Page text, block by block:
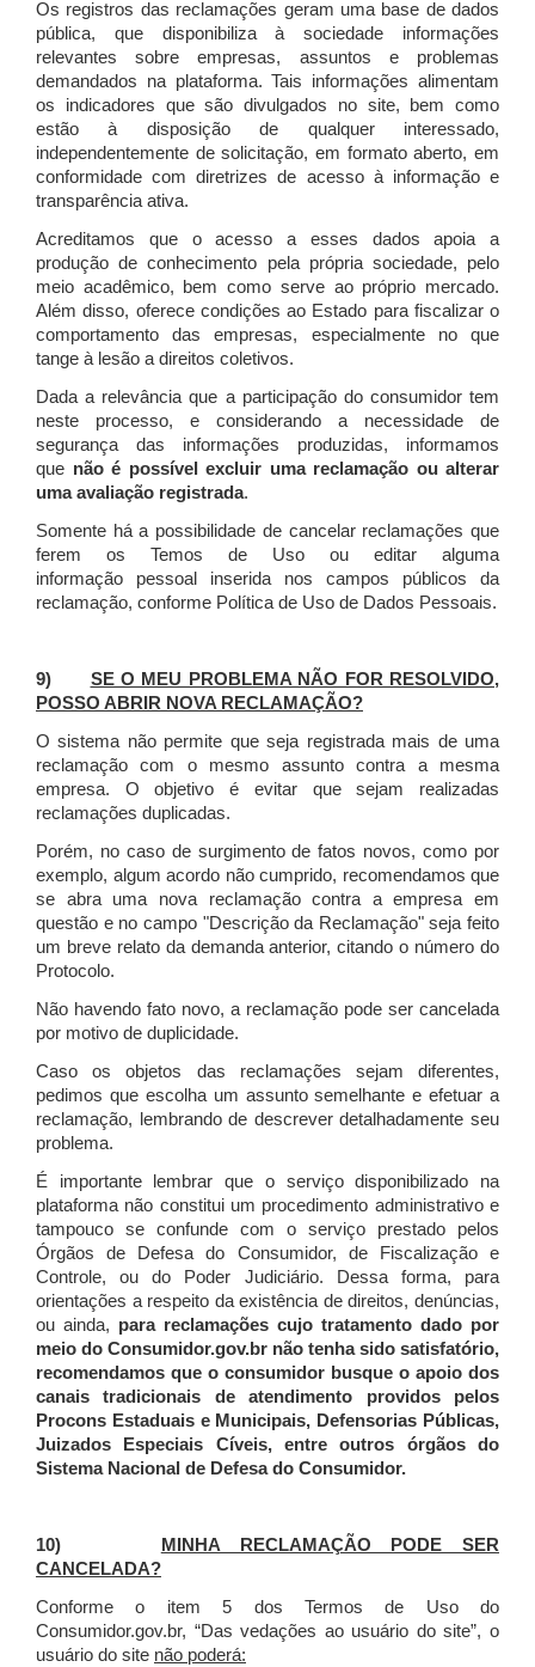
Os registros das reclamações geram uma base de dados
pública, que disponibiliza à sociedade informações
relevantes sobre empresas, assuntos e problemas
demandados na plataforma. Tais informações alimentam
os indicadores que são divulgados no site, bem como
estão à disposição de qualquer interessado,
independentemente de solicitação, em formato aberto, em
conformidade com diretrizes de acesso à informação e
transparência ativa.
Acreditamos que o acesso a esses dados apoia a
produção de conhecimento pela própria sociedade, pelo
meio acadêmico, bem como serve ao próprio mercado.
Além disso, oferece condições ao Estado para fiscalizar o
comportamento das empresas, especialmente no que
tange à lesão a direitos coletivos.
Dada a relevância que a participação do consumidor tem
neste processo, e considerando a necessidade de
segurança das informações produzidas, informamos
que não é possível excluir uma reclamação ou alterar
uma avaliação registrada.
Somente há a possibilidade de cancelar reclamações que
ferem os Temos de Uso ou editar alguma
informação pessoal inserida nos campos públicos da
reclamação, conforme Política de Uso de Dados Pessoais.
9) SE O MEU PROBLEMA NÃO FOR RESOLVIDO,
POSSO ABRIR NOVA RECLAMAÇÃO?
O sistema não permite que seja registrada mais de uma
reclamação com o mesmo assunto contra a mesma
empresa. O objetivo é evitar que sejam realizadas
reclamações duplicadas.
Porém, no caso de surgimento de fatos novos, como por
exemplo, algum acordo não cumprido, recomendamos que
se abra uma nova reclamação contra a empresa em
questão e no campo "Descrição da Reclamação" seja feito
um breve relato da demanda anterior, citando o número do
Protocolo.
Não havendo fato novo, a reclamação pode ser cancelada
por motivo de duplicidade.
Caso os objetos das reclamações sejam diferentes,
pedimos que escolha um assunto semelhante e efetuar a
reclamação, lembrando de descrever detalhadamente seu
problema.
É importante lembrar que o serviço disponibilizado na
plataforma não constitui um procedimento administrativo e
tampouco se confunde com o serviço prestado pelos
Órgãos de Defesa do Consumidor, de Fiscalização e
Controle, ou do Poder Judiciário. Dessa forma, para
orientações a respeito da existência de direitos, denúncias,
ou ainda, para reclamações cujo tratamento dado por
meio do Consumidor.gov.br não tenha sido satisfatório,
recomendamos que o consumidor busque o apoio dos
canais tradicionais de atendimento providos pelos
Procons Estaduais e Municipais, Defensorias Públicas,
Juizados Especiais Cíveis, entre outros órgãos do
Sistema Nacional de Defesa do Consumidor.
10)
MINHA RECLAMAÇÃO PODE SER
CANCELADA?
Conforme o item 5 dos Termos de Uso do
Consumidor.gov.br, “Das vedações ao usuário do site”, o
usuário do site não poderá: